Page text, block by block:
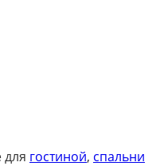
гостиной, спальни